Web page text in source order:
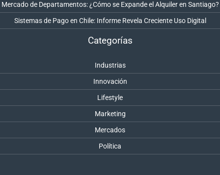
Mercado de Departamentos: ¿Cómo se Expande el Alquiler en Santiago?
Sistemas de Pago en Chile: Informe Revela Creciente Uso Digital
Categorías
Industrias
Innovación
Lifestyle
Marketing
Mercados
Política